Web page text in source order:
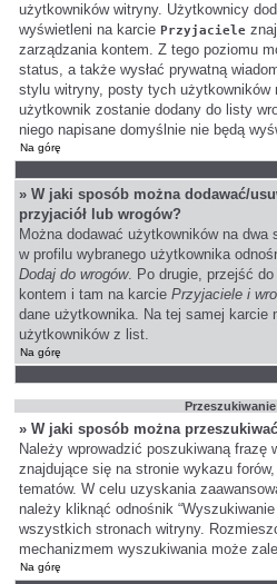
użytkowników witryny. Użytkownicy
wyświetleni na karciePrzyjaciele
zarządzania kontem. Z tego poziomu
status, a także wysłać prywatną
stylu witryny, posty tych użytkowników
użytkownik zostanie dodany do listy
niego napisane domyślnie nie będą
Na górę
» W jaki sposób można dodawać/
przyjaciół lub wrogów?
Można dodawać użytkowników na
w profilu wybranego użytkownika
Dodaj do wrogów. Po drugie, przejść
kontem i tam na karciePrzyjaciele i
dane użytkownika. Na tej samej karcie
użytkowników z list.
Na górę
» W jaki sposób można
Należy wprowadzić poszukiwaną frazę
znajdujące się na stronie wykazu
tematów. W celu uzyskania
należy kliknąć odnośnik
wszystkich stronach witryny.
mechanizmem wyszukiwania może
Na górę